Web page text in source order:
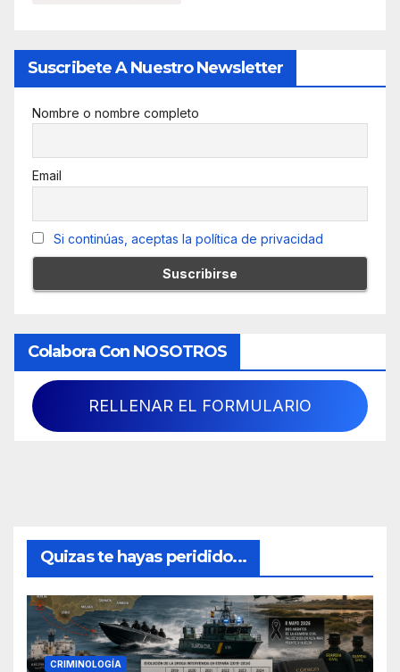
Suscribete A Nuestro Newsletter
Nombre o nombre completo
Email
Si continúas, aceptas la política de privacidad
Colabora Con NOSOTROS
RELLENAR EL FORMULARIO
Quizas te hayas peridido...
CRIMINOLOGÍA